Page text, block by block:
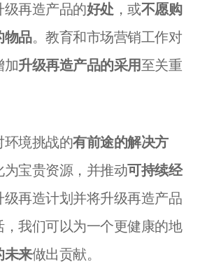
再造产品的好处，或不愿购
物品。教育和市场营销工作对
加升级再造产品的采用至关重
环境挑战的有前途的解决方
为宝贵资源，并推动可持续经
级再造计划并将升级再造产品
我们可以为一个更健康的地
未来做出贡献。